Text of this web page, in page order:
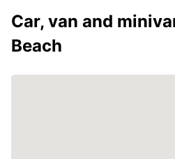
Car, van and
Beach